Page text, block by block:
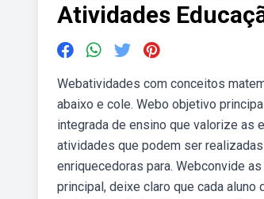
Atividades
Webatividades com conceitos
abaixo e cole. Webo objetivo
integrada de ensino que valorize as
atividades que podem ser
enriquecedoras para. Webconvide
principal, deixe claro que cada